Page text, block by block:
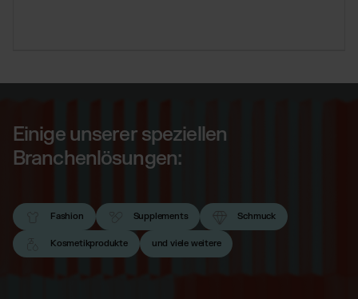
Einige unserer speziellen
Branchenlösungen:
Fashion Supplements Schmuck
Kosmetikprodukte und viele weitere